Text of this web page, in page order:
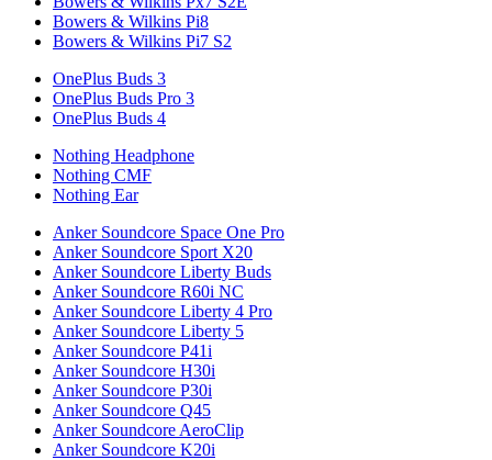
Bowers & Wilkins Pi8
Bowers & Wilkins Pi7 S2
OnePlus Buds 3
OnePlus Buds Pro 3
OnePlus Buds 4
Nothing Headphone
Nothing CMF
Nothing Ear
Anker Soundcore Space One Pro
Anker Soundcore Sport X20
Anker Soundcore Liberty Buds
Anker Soundcore R60i NC
Anker Soundcore Liberty 4 Pro
Anker Soundcore Liberty 5
Anker Soundcore P41i
Anker Soundcore H30i
Anker Soundcore P30i
Anker Soundcore Q45
Anker Soundcore AeroClip
Anker Soundcore K20i